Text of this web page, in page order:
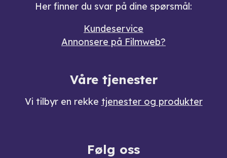
Her finner du svar på dine spørsmål:
Kundeservice
Annonsere på Filmweb?
Våre tjenester
Vi tilbyr en rekke tjenester og produkter
Følg oss